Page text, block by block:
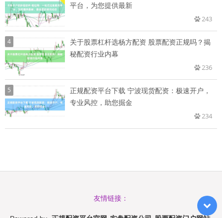
平台，为您提供最新
243
4
关于股票杠杆选杨方配资 股票配资正规吗？揭
秘配资行业内幕
236
5
正规配资平台下载 宁波现货配资：极速开户，
专业风控，助您掘金
234
友情链接：